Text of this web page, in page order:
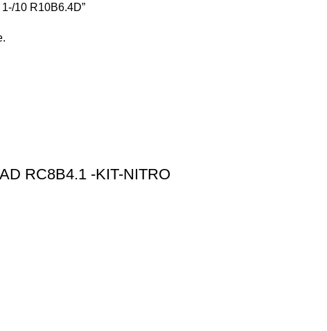
10 R10B6.4D”
RC8B4.1 -KIT-NITRO